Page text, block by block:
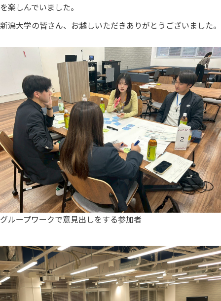
を楽しんでいました。
新潟大学の皆さん、お越しいただきありがとうございました。
グループワークで意見出しをする参加者